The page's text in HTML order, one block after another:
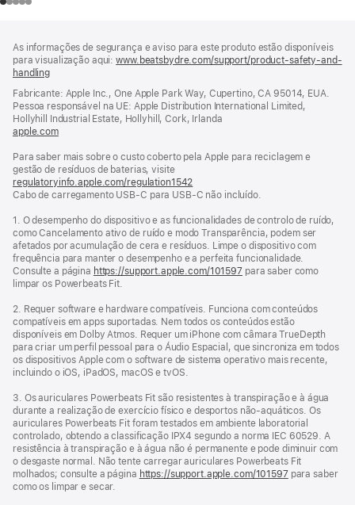
de
rodapé
As informações de segurança e aviso para este produto estão disponíveis
para visualização aqui:www.beatsbydre.com/support/product-safety-and-
handling
nova
janela)
Fabricante: Apple Inc., One Apple Park Way, Cupertino, CA 95014, EUA.
Pessoa responsável na UE: Apple Distribution International Limited,
Hollyhill Industrial Estate, Hollyhill, Cork, Irlanda
apple.com(abre
nova
janela)
Para saber mais sobre o custo coberto pela Apple para reciclagem e
gestão de resíduos de baterias, visite
regulatoryinfo.apple.com/regulation1542
numa
janela)
Cabo de carregamento USB‑C para USB‑C não incluído.
1. O desempenho do dispositivo e as funcionalidades de controlo de ruído,
como Cancelamento ativo de ruído e modo Transparência, podem ser
afetados por acumulação de cera e resíduos. Limpe o dispositivo com
frequência para manter o desempenho e a perfeita funcionalidade.
Consulte a página https://support.apple.com/101597 para saber como
limpar os Powerbeats Fit.
2. Requer software e hardware compatíveis. Funciona com conteúdos
compatíveis em apps suportadas. Nem todos os conteúdos estão
disponíveis em Dolby Atmos. Requer um iPhone com câmara TrueDepth
para criar um perfil pessoal para o Áudio Espacial, que sincroniza em todos
os dispositivos Apple com o software de sistema operativo mais recente,
incluindo o iOS, iPadOS, macOS e tvOS.
3. Os auriculares Powerbeats Fit são resistentes à transpiração e à água
durante a realização de exercício físico e desportos não‑aquáticos. Os
auriculares Powerbeats Fit foram testados em ambiente laboratorial
controlado, obtendo a classificação IPX4 segundo a norma IEC 60529. A
resistência à transpiração e à água não é permanente e pode diminuir com
o desgaste normal. Não tente carregar auriculares Powerbeats Fit
molhados; consulte a página https://support.apple.com/101597para saber
como os limpar e secar.